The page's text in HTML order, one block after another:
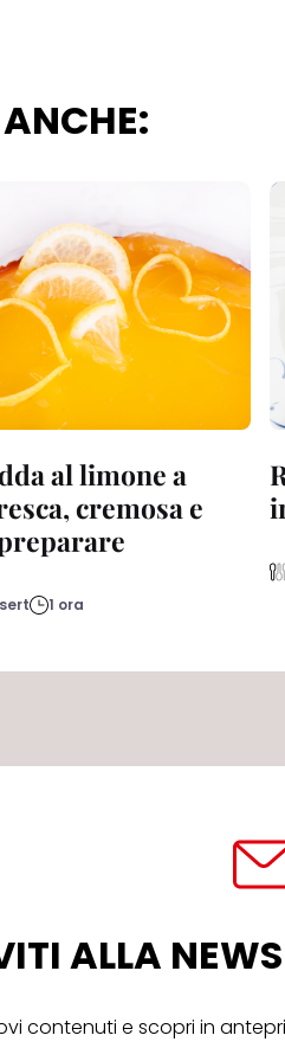
al limone a
cremosa e
1 ora
ALLA
contenuti e scopri in